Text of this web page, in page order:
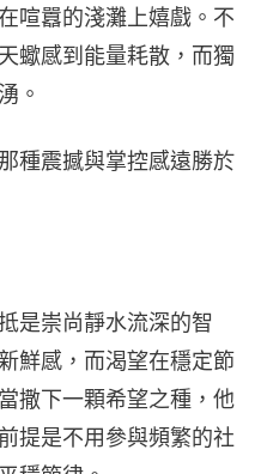
喧囂的淺灘上嬉戲。不
蠍感到能量耗散，而獨
。
種震撼與掌控感遠勝於
是崇尚靜水流深的智
鮮感，而渴望在穩定節
撒下一顆希望之種，他
提是不用參與頻繁的社